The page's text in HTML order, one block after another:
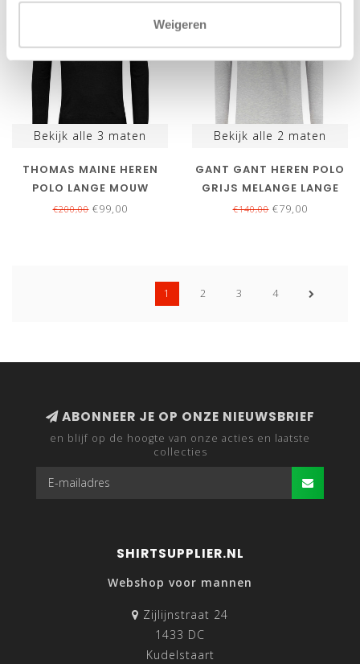
Weigeren
Bekijk alle 3 maten
THOMAS MAINE HEREN
POLO LANGE MOUW
ZWART
€200,00€99,00
Bekijk alle 2 maten
GANT GANT HEREN POLO
GRIJS MELANGE LANGE
MOUW
€140,00€79,00
1 2 3 4
ABONNEER JE OP ONZE NIEUWSBRIEF
en blijf op de hoogte van onze acties en laatste
collecties
SHIRTSUPPLIER.NL
Webshop voor mannen
Zijlijnstraat 24
1433 DC
Kudelstaart